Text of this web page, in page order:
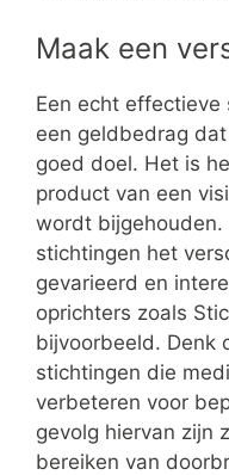
Maak een
Een echt
een geldbedrag
goed doel. Het is
product van een
wordt bijgehouden.
stichtingen het
gevarieerd en
oprichters zoals
bijvoorbeeld. Denk
stichtingen die
verbeteren voor
gevolg hiervan zijn
bereiken van